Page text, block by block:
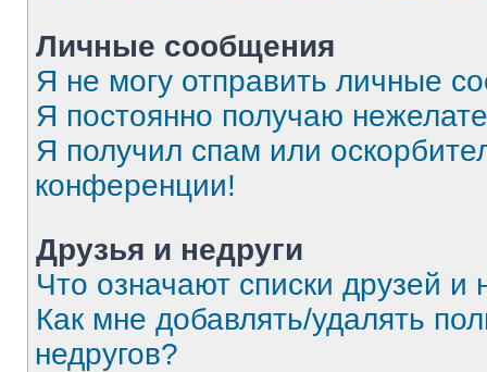
Личные сообщения
Я не могу отправить личные
Я постоянно получаю
Я получил спам или
конференции!
Друзья и недруги
Что означают списки друзей и
Как мне добавлять/удалять
недругов?